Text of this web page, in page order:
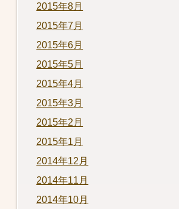
2015年8月
2015年7月
2015年6月
2015年5月
2015年4月
2015年3月
2015年2月
2015年1月
2014年12月
2014年11月
2014年10月